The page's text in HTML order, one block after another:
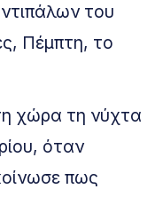
του
Πέμπτη, το
χώρα τη νύχτα
όταν
πως